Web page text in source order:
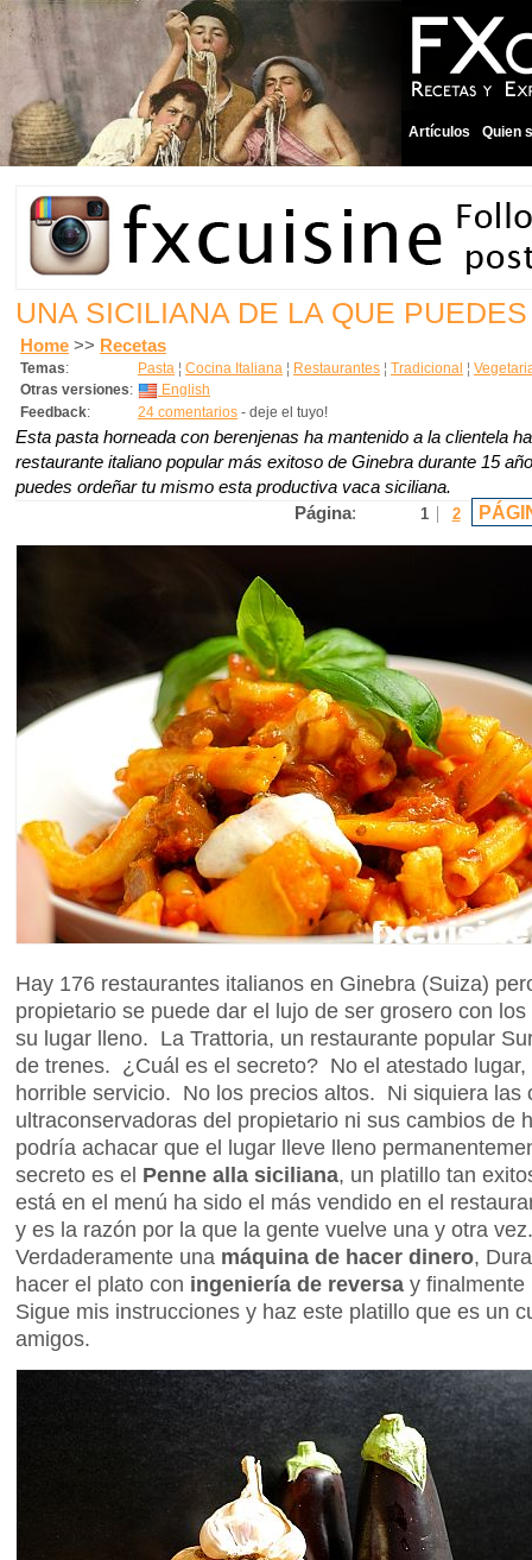
Artículos Quien
UNA SICILIANA DE LA QUE
Home >> Recetas
Temas: Pasta ¦ Cocina Italiana ¦ Restaurantes ¦ Tradicional ¦
Otras versiones:
English
Feedback: 24 comentarios - deje el tuyo!
Esta pasta horneada con berenjenas ha mantenido a la clientela
restaurante italiano popular más exitoso de Ginebra durante 15
puedes ordeñar tu mismo esta productiva vaca siciliana.
Página: 1 2
Hay 176 restaurantes italianos en Ginebra (Suiza)
propietario se puede dar el lujo de ser grosero con
su lugar lleno. La Trattoria, un restaurante popular
de trenes. ¿Cuál es el secreto? No el atestado
horrible servicio. No los precios altos. Ni siquiera las
ultraconservadoras del propietario ni sus cambios de
podría achacar que el lugar lleve lleno
secreto es el Penne alla siciliana, un platillo tan
está en el menú ha sido el más vendido en el
y es la razón por la que la gente vuelve una y otra
Verdaderamente una máquina de hacer dinero,
hacer el plato con ingeniería de reversa y
Sigue mis instrucciones y haz este platillo que es un
amigos.